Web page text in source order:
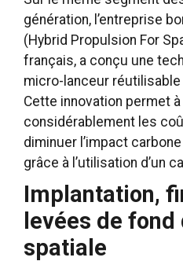
génération, l’entreprise
(Hybrid Propulsion For
français, a conçu une
micro-lanceur
Cette innovation permet
considérablement les
diminuer l’impact
grâce à l’utilisation d’un
Implantation,
levées de
spatiale